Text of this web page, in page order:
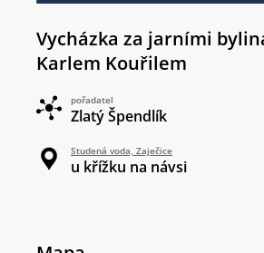
Vycházka za jarními
Karlem Kouřilem
pořadatel
Zlatý Špendlík
Studená voda, Zaječice
u křížku na návsi